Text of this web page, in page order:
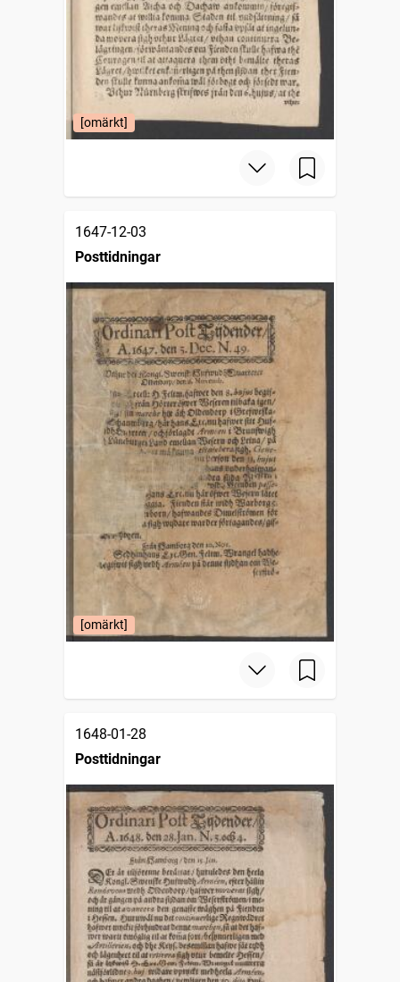
[omärkt]
1647-12-03
Posttidningar
[omärkt]
1648-01-28
Posttidningar